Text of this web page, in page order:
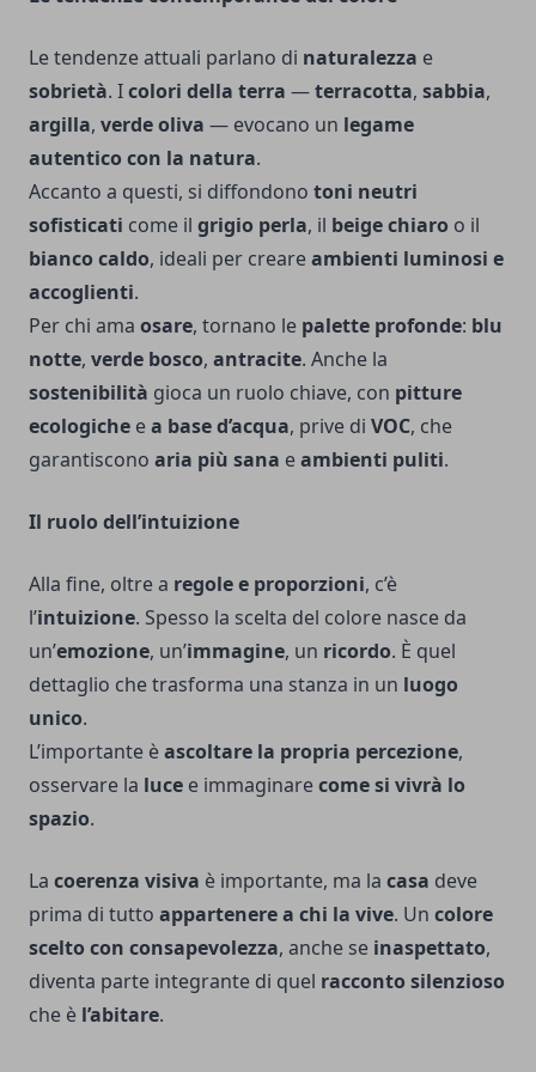
Le tendenze attuali parlano di naturalezza e
sobrietà. Icolori della terra —terracotta, sabbia,
argilla, verde oliva — evocano un legame
autentico con la natura.
Accanto a questi, si diffondono toni neutri
sofisticati come il grigio perla, il beige chiaro o il
bianco caldo, ideali per creareambienti luminosi e
accoglienti.
Per chi ama osare, tornano le palette profonde: blu
notte, verde bosco, antracite. Anche la
sostenibilità gioca un ruolo chiave, con pitture
ecologiche ea base d’acqua, prive di VOC, che
garantiscono aria più sana eambienti puliti.
Il ruolo dell’intuizione
Alla fine, oltre a regole e proporzioni, c’è
l’intuizione. Spesso la scelta del colore nasce da
un’emozione, un’immagine, un ricordo. È quel
dettaglio che trasforma una stanza in un luogo
unico.
L’importante èascoltare la propria percezione,
osservare la luce e immaginarecome si vivrà lo
spazio.
La coerenza visiva è importante, ma la casa deve
prima di tutto appartenere a chi la vive. Un colore
scelto con consapevolezza, anche se inaspettato,
diventa parte integrante di quel racconto silenzioso
che è l’abitare.